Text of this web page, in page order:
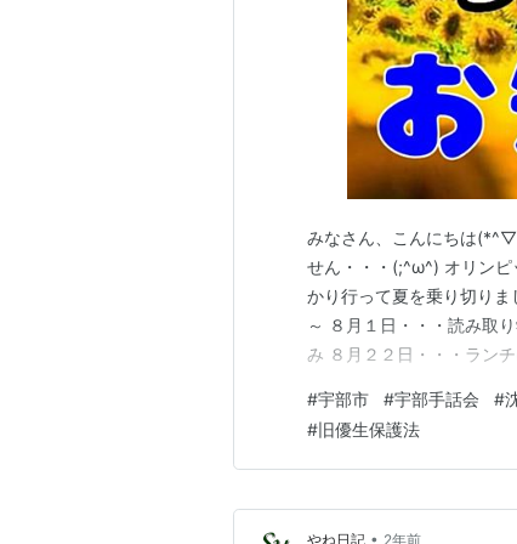
みなさん、こんにちは
せん・・・(;^ω^) オリンピ
かり行って夏を乗り切り
～ ８月１日・・・読み取
み ８月２２日・・・ラン
学習会 ８月１６日・・・
３０日・・・宇部手話会…
#宇部市 #宇部手話会 #
# 旧優生保護法
やね日記 • 2年前